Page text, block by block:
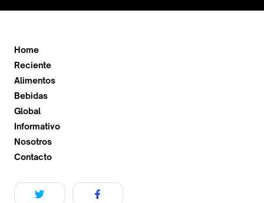
Home
Reciente
Alimentos
Bebidas
Global
Informativo
Nosotros
Contacto